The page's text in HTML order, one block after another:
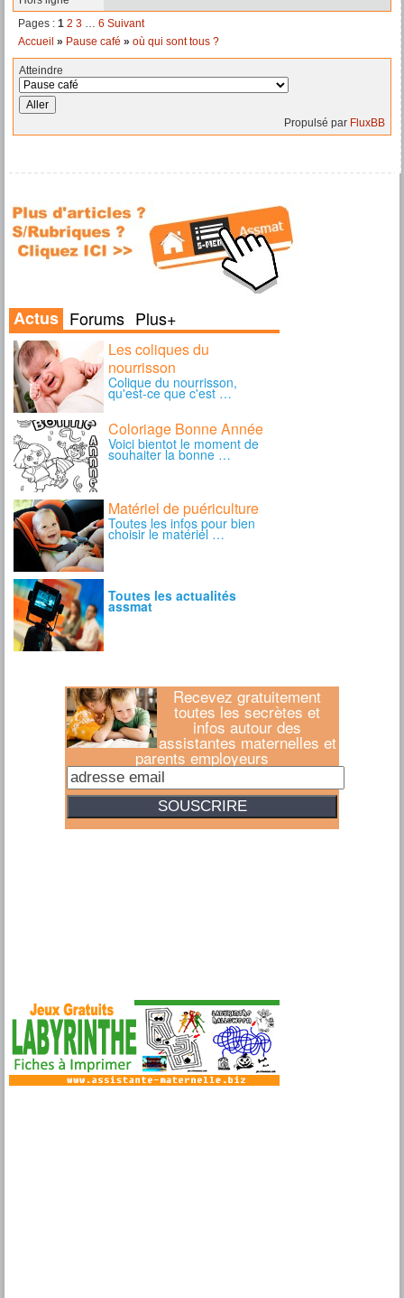
Pages : 1 2 3 6 Suivant
Accueil » Pause café » où qui sont tous ?
Atteindre
Propulsé par FluxBB
Recevez gratuitement
toutes les secrètes et
infos autour des
assistantes maternelles et
parents employeurs